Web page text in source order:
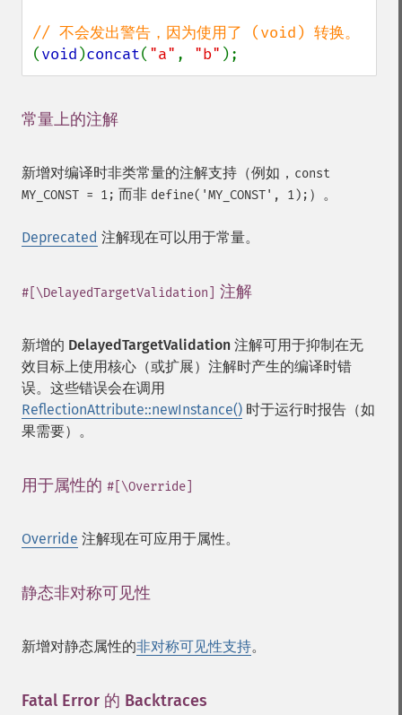
(void )concat( "a" , "b" );
常量上的注解
新增对编译时非类常量的注解支持（例如， const
MY_CONST = 1; 而非 define('MY_CONST', 1); ）。
Deprecated 注解现在可以用于常量。
#[\DelayedTargetValidation] 注解
新增的 DelayedTargetValidation 注解可用于抑制在无
效目标上使用核心（或扩展）注解时产生的编译时错
误。这些错误会在调用
ReflectionAttribute::newInstance() 时于运行时报告（如
果需要）。
用于属性的 #[\Override]
Override 注解现在可应用于属性。
静态非对称可见性
新增对静态属性的非对称可见性支持。
Fatal Error 的 Backtraces